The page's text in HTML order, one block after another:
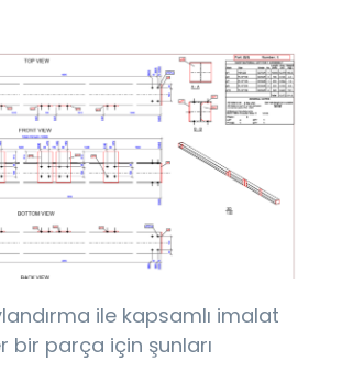
ile kapsamlı imalat
bir parça için şunları